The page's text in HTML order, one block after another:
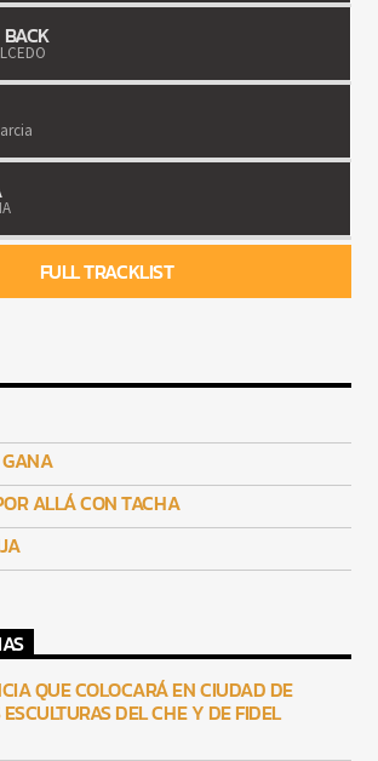
FULL TRACKLIST
ALLÁ CON TACHA
QUE COLOCARÁ EN CIUDAD DE
DEL CHE Y DE FIDEL